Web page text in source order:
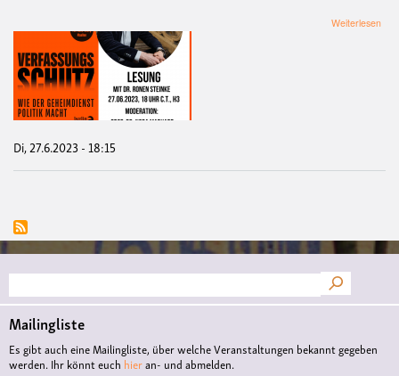
Weiterlesen
Di, 27.6.2023 - 18:15
Suche
Mailingliste
Es gibt auch eine Mailingliste, über welche Veranstaltungen bekannt gegeben
werden. Ihr könnt euch hieran- und abmelden.